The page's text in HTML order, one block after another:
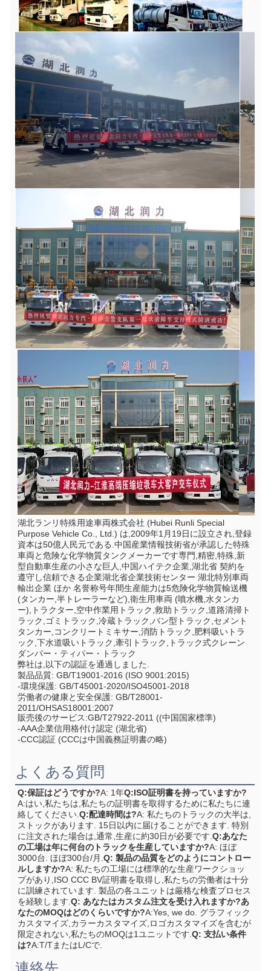
湖北ランリ特殊用途車両株式会社 (Hubei Runli Special
Purpose Vehicle Co., Ltd.) は,2009年1月19日に設立され,登録
資本は50億人民元である.中国産業情報技術省が承認した特殊
車両と危険な化学物質タンクメーカーです専門,精密,特殊,新
型自動車生産の小さな巨人,中国ハイテク企業,湖北省 契約を
遵守し信頼できる企業湖北省企業技術センター 湖北特別車両
輸出企業 ほか 名誉称号年間生産能力は5危険化学物質輸送機
(タンカー,半トレーラーなど),衛生用車両 (噴水機,水タンカ
ー),トラクター,空中作業用トラック,救助トラック,道路清掃ト
ラック,ゴミトラック,冷蔵トラック,バン型トラック,セメント
タンカー,コンクリートミキサー,消防トラック,肥料吸いトラ
ック,下水道吸いトラック,牽引トラック,トラック式クレーン
ダンパー・ティパー・トラック
弊社は,以下の認証を通過しました.
製品品質: GB/T19001-2016 (ISO 9001:2015)
-環境保護: GB/T45001-2020/ISO45001-2018
労働者の健康と安全保護: GB/T28001-
2011/OHSAS18001:2007
販売後のサービス:GB/T27922-2011 ((中国国家標準)
-AAA企業信用格付け認定 (湖北省)
-CCC認証 (CCCは中国義務証明書の略)
よくある質問
Q:保証はどうですか?A: 1年Q:ISO証明書を持っていますか?
A:はい,私たちは,私たちの証明書を取得するために私たちに連
絡してください. Q:配達時間は?A: 私たちのトラックの大半は,
ストックがあります. 15日以内に届けることができます. 特別
に注文された場合は,通常,生産に約30日が必要です. Q:あなた
の工場は年に何台のトラックを生産していますか?A: ほぼ
3000台. ほぼ300台/月. Q: 製品の品質をどのようにコントロー
ルしますか?A: 私たちの工場には標準的な生産ワークショッ
プがあり,ISO CCC BV証明書を取得し,私たちの労働者は十分
に訓練されています. 製品の各ユニットは厳格な検査プロセス
を経験します. Q: あなたはカスタム注文を受け入れますか?あ
なたのMOQはどのくらいですか?A:Yes, we do. グラフィック
カスタマイズ,カラーカスタマイズ,ロゴカスタマイズを含むが
限定されない,私たちのMOQは1ユニットです. Q: 支払い条件
は?A:T/TまたはL/Cで.